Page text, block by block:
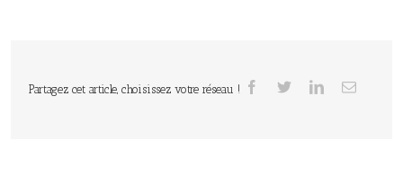
Partagez cet article, choisissez votre réseau !